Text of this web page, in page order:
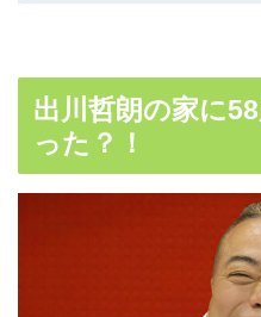
出川哲朗の家に
った？！